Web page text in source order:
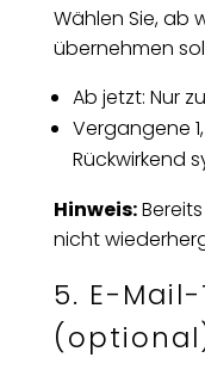
Wählen Sie, ab
übernehmen
Ab jetzt: Nur
Vergangene
Rückwirkend
Hinweis:
nicht
5. E-